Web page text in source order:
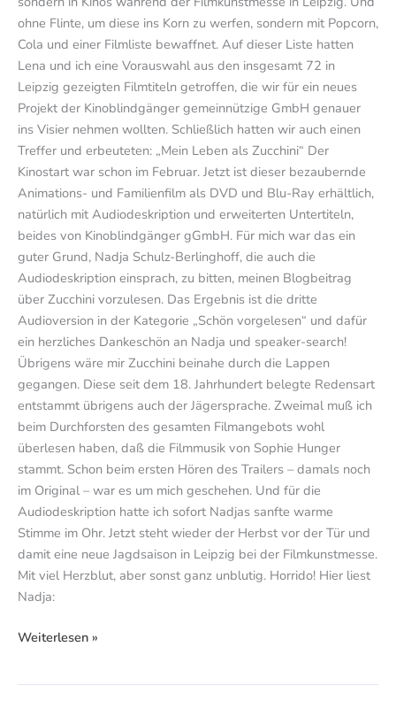
ohne Flinte, um diese ins Korn zu werfen, sondern mit Popcorn,
Cola und einer Filmliste bewaffnet. Auf dieser Liste hatten
Lena und ich eine Vorauswahl aus den insgesamt 72 in
Leipzig gezeigten Filmtiteln getroffen, die wir für ein neues
Projekt der Kinoblindgänger gemeinnützige GmbH genauer
ins Visier nehmen wollten. Schließlich hatten wir auch einen
Treffer und erbeuteten: „Mein Leben als Zucchini“ Der
Kinostart war schon im Februar. Jetzt ist dieser bezaubernde
Animations- und Familienfilm als DVD und Blu-Ray erhältlich,
natürlich mit Audiodeskription und erweiterten Untertiteln,
beides von Kinoblindgänger gGmbH. Für mich war das ein
guter Grund, Nadja Schulz-Berlinghoff, die auch die
Audiodeskription einsprach, zu bitten, meinen Blogbeitrag
über Zucchini vorzulesen. Das Ergebnis ist die dritte
Audioversion in der Kategorie „Schön vorgelesen“ und dafür
ein herzliches Dankeschön an Nadja und speaker-search!
Übrigens wäre mir Zucchini beinahe durch die Lappen
gegangen. Diese seit dem 18. Jahrhundert belegte Redensart
entstammt übrigens auch der Jägersprache. Zweimal muß ich
beim Durchforsten des gesamten Filmangebots wohl
überlesen haben, daß die Filmmusik von Sophie Hunger
stammt. Schon beim ersten Hören des Trailers – damals noch
im Original – war es um mich geschehen. Und für die
Audiodeskription hatte ich sofort Nadjas sanfte warme
Stimme im Ohr. Jetzt steht wieder der Herbst vor der Tür und
damit eine neue Jagdsaison in Leipzig bei der Filmkunstmesse.
Mit viel Herzblut, aber sonst ganz unblutig. Horrido! Hier liest
Nadja:
Weiterlesen »